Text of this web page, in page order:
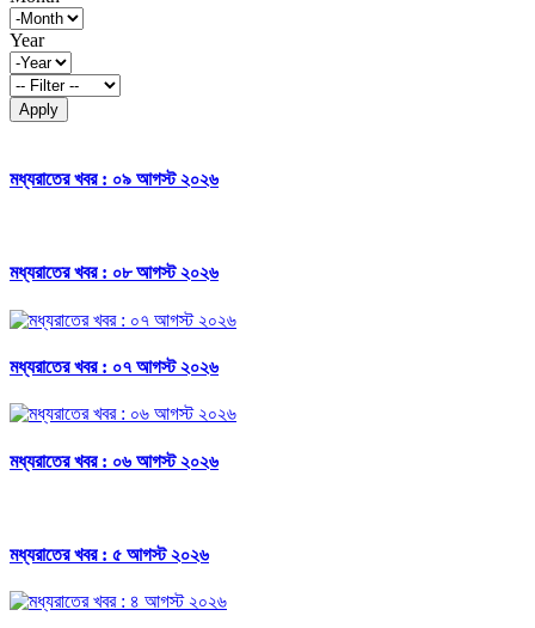
Year
Apply
মধ্যরাতের খবর : ০৯ আগস্ট ২০২৬
মধ্যরাতের খবর : ০৮ আগস্ট ২০২৬
মধ্যরাতের খবর : ০৭ আগস্ট ২০২৬
মধ্যরাতের খবর : ০৬ আগস্ট ২০২৬
মধ্যরাতের খবর : ৫ আগস্ট ২০২৬